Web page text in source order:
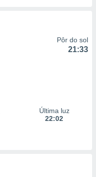
Pôr do sol
21:33
Última luz
22:02